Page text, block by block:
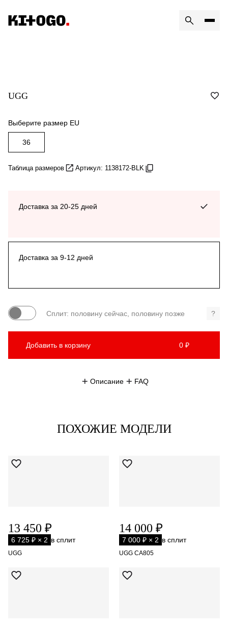
UGG
Выберите размер EU
36
Таблица размеров Артикул: 1138172-BLK
Доставка за 20-25 дней
Доставка за 9-12 дней
Сплит: половину сейчас, половину позже ?
Добавить в корзину 0 ₽
Описание FAQ
ПОХОЖИЕ МОДЕЛИ
13 450 ₽
6 725 ₽ × 2 в сплит
UGG
14 000 ₽
7 000 ₽ × 2 в сплит
UGG CA805